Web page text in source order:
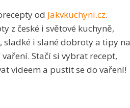
od Jakvkuchyni.cz.
z české i světové kuchyně,
sladké i slané dobroty a tipy na
Stačí si vybrat recept,
videem a pustit se do vaření!